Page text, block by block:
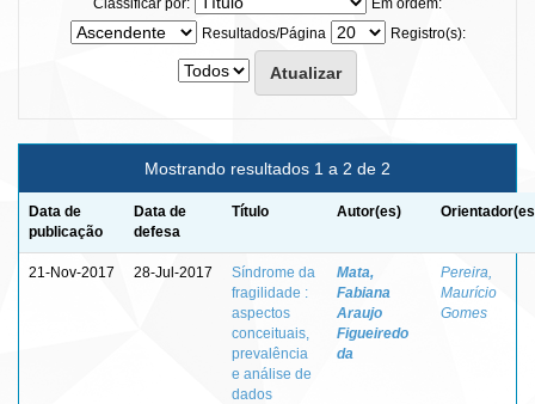
Resultados/Página
Registro(s):
Mostrando resultados 1 a 2 de 2
Data de
publicação
Data de
defesa
Título Autor(es)
21-Nov-2017 28-Jul-2017
Síndrome da
fragilidade :
aspectos
conceituais,
prevalência
e análise de
dados
Mata,
Fabiana
Araujo
Figueiredo
da
Pereira,
Maurício
Gomes